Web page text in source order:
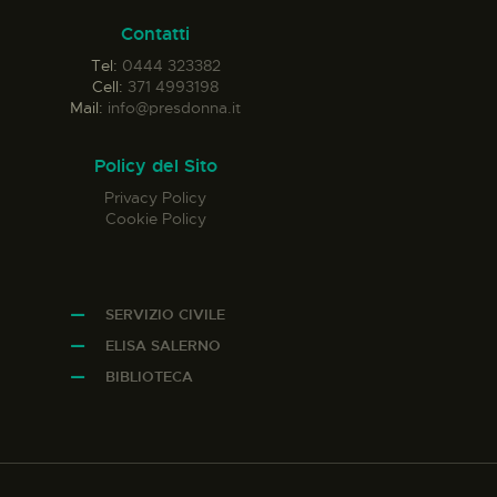
Contatti
Tel: 0444 323382
Cell: 371 4993198
Mail: info@presdonna.it
Policy del Sito
Privacy Policy
Cookie Policy
SERVIZIO CIVILE
ELISA SALERNO
BIBLIOTECA